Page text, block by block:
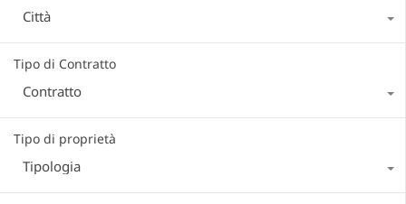
Città
Tipo di Contratto
Contratto
Tipo di proprietà
Tipologia